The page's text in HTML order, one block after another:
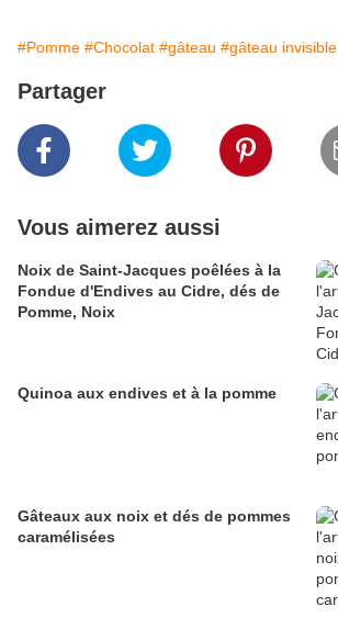
#Pomme #Chocolat #gâteau #gâteau invisible
Partager
Vous aimerez aussi
Noix de Saint-Jacques poêlées à la
Fondue d'Endives au Cidre, dés de
Pomme, Noix
Quinoa aux endives et à la pomme
Gâteaux aux noix et dés de pommes
caramélisées